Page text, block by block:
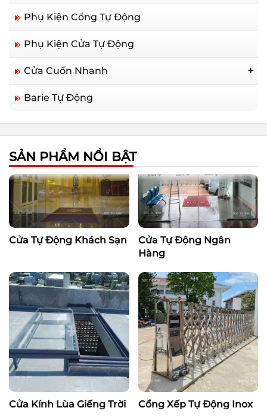
Phụ Kiện Cổng Tự Động
Phụ Kiện Cửa Tự Động
Cửa Cuốn Nhanh
Cửa Cuốn Nhanh Hàn Quốc
Cửa Cuốn Nhanh Đức
Barie Tự Động
SẢN PHẨM NỔI BẬT
Cửa Tự Động Khách Sạn
Cửa Tự Động Ngân
Hàng
Cửa Kính Lùa Giếng Trời Cổng Xếp Tự Động Inox